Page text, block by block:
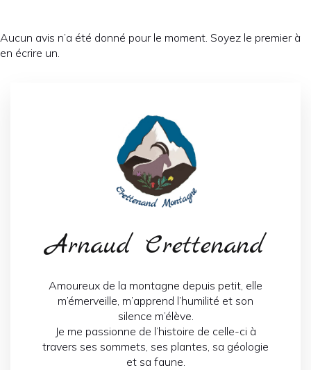
Aucun avis n’a été donné pour le moment. Soyez le premier à
en écrire un.
Arnaud Crettenand
Amoureux de la montagne depuis petit, elle
m’émerveille, m’apprend l’humilité et son
silence m’élève.
Je me passionne de l’histoire de celle-ci à
travers ses sommets, ses plantes, sa géologie
et sa faune.